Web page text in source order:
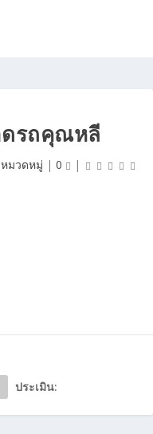
ดรถคุณหลี
มวดหมู่ | 0 |
ประเมิน: